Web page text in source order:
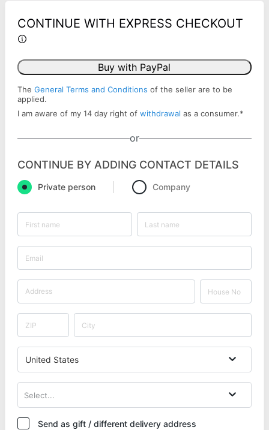
CONTINUE WITH EXPRESS CHECKOUT
Buy with PayPal
The General Terms and Conditions of the seller are to be
applied.
I am aware of my 14 day right of withdrawal as a consumer.*
or
CONTINUE BY ADDING CONTACT DETAILS
Private person Company
United States
Select...
Send as gift / different delivery address